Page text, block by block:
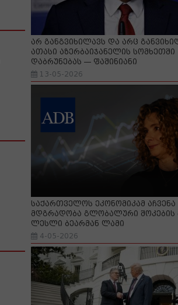
არ განგვიხილავს და არც
ათასი აზერბაიჯანელის სომხეთში
დაბრუნებას — ფაშინიანი
13-05-2026
საქართველოს ეკონომიკამ აჩვენა
მდგრადობა გლობალური შოკების
ლესლი ბეარმან ლამი
4-05-2026